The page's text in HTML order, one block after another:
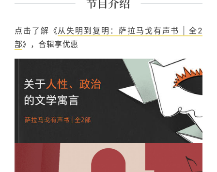
点击了解《从失明到复明：萨拉马戈有声书 | 全2
部》，合辑享优惠